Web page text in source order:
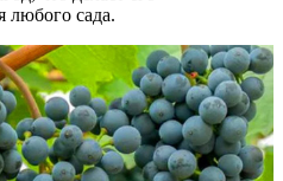
любого сада.